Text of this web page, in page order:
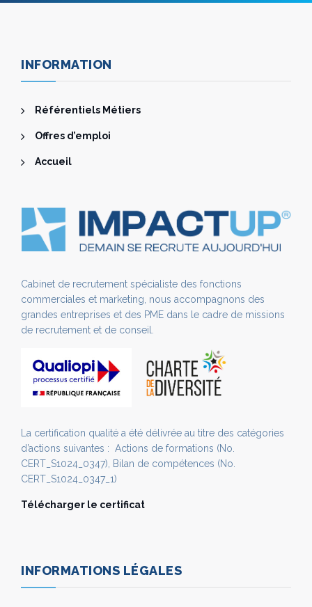
INFORMATION
Référentiels Métiers
Offres d’emploi
Accueil
Cabinet de recrutement spécialiste des fonctions
commerciales et marketing, nous accompagnons des
grandes entreprises et des PME dans le cadre de missions
de recrutement et de conseil.
La certification qualité a été délivrée au titre des catégories
d’actions suivantes : Actions de formations (No.
CERT_S1024_0347), Bilan de compétences (No.
CERT_S1024_0347_1)
Télécharger le certificat
INFORMATIONS LÉGALES